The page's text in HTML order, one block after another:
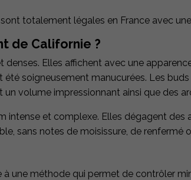
totalement légales en France avec
de Californie ?
Elles affichent avec une
soigneusement manucurées. Les
volume impressionnant ainsi que des
intense et complexe. Elles dégagent des
sans notes de moisissure, de renfermé
à une méthode qui permet de contrôler